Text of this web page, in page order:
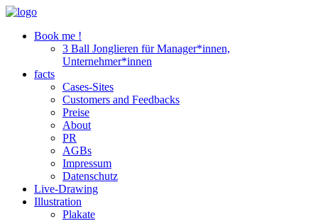
Book me !
3 Ball Jonglieren für Manager*innen,
Unternehmer*innen
facts
Cases-Sites
Customers and Feedbacks
Preise
About
PR
AGBs
Impressum
Datenschutz
Live-Drawing
Illustration
Plakate